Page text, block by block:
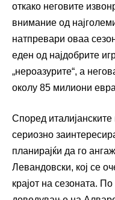
откако неговите
внимание од
натпревари оваа
еден од најдобрите
„нероазурите“, а
околу 85 милиони
Според
сериозно
планирајќи да го
Левандовски, кој се
крајот на сезоната.